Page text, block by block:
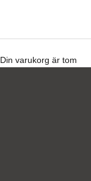
Din varukorg är tom